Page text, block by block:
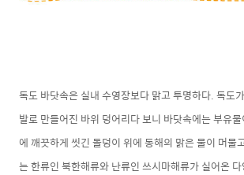
독도 바닷속은 실내 수영장보다 맑고 투명하다. 독도
발로 만들어진 바위 덩어리다 보니 바닷속에는 부유
에 깨끗하게 씻긴 돌덩이 위에 동해의 맑은 물이 머물
는 한류인 북한해류와 난류인 쓰시마해류가 실어온